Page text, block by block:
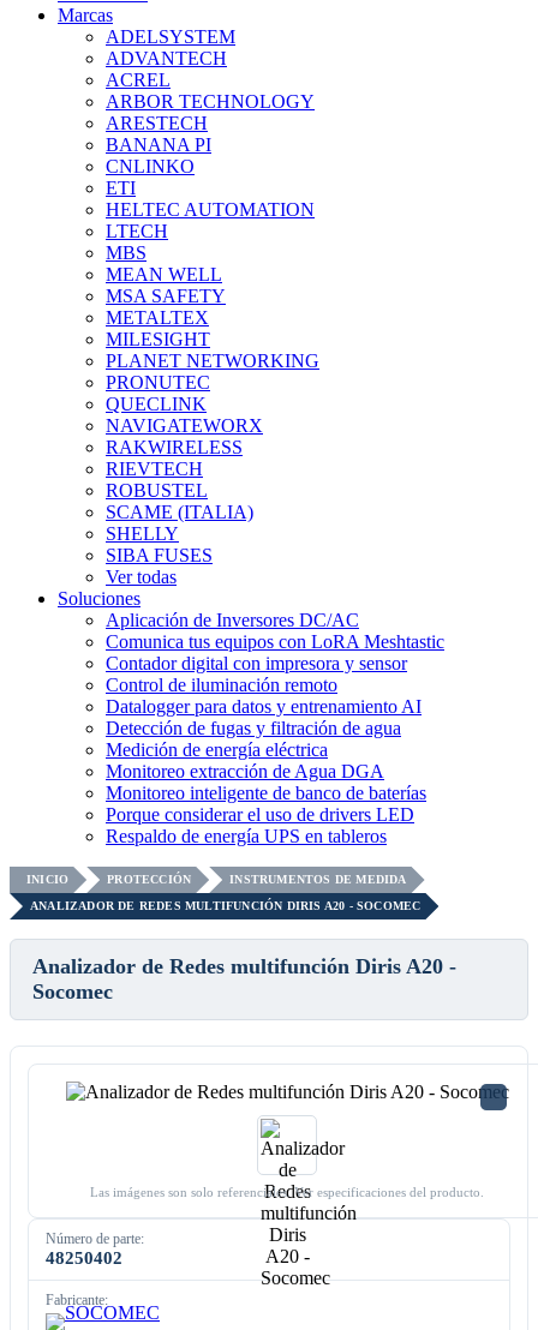
Marcas
ADELSYSTEM
ADVANTECH
ACREL
ARBOR TECHNOLOGY
ARESTECH
BANANA PI
CNLINKO
ETI
HELTEC AUTOMATION
LTECH
MBS
MEAN WELL
MSA SAFETY
METALTEX
MILESIGHT
PLANET NETWORKING
PRONUTEC
QUECLINK
NAVIGATEWORX
RAKWIRELESS
RIEVTECH
ROBUSTEL
SCAME (ITALIA)
SHELLY
SIBA FUSES
Ver todas
Soluciones
Aplicación de Inversores DC/AC
Comunica tus equipos con LoRA Meshtastic
Contador digital con impresora y sensor
Control de iluminación remoto
Datalogger para datos y entrenamiento AI
Detección de fugas y filtración de agua
Medición de energía eléctrica
Monitoreo extracción de Agua DGA
Monitoreo inteligente de banco de baterías
Porque considerar el uso de drivers LED
Respaldo de energía UPS en tableros
INICIO PROTECCIÓN
INSTRUMENTOS DE MEDIDA
ANALIZADOR DE REDES MULTIFUNCIÓN DIRIS A20 - SOCOMEC
Analizador de Redes multifunción Diris A20 -
Socomec
Las imágenes son solo referenciales. Ver especificaciones del producto.
Número de parte:
48250402
Fabricante: